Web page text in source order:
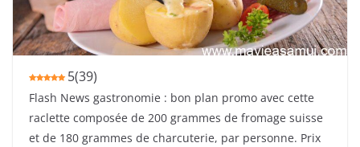
5(39)
Flash News gastronomie : bon plan promo avec cette
raclette composée de 200 grammes de fromage suisse
et de 180 grammes de charcuterie, par personne. Prix